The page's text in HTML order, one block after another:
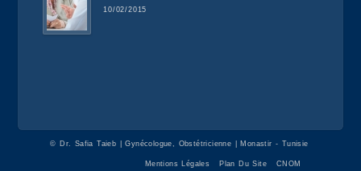
10/02/2015
© Dr. Safia Taieb | Gynécologue, Obstétricienne | Monastir - Tunisie
Mentions Légales Plan Du Site CNOM